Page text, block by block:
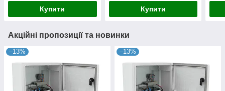
Купити Купити
Акційні пропозиції та новинки
–13% –13%